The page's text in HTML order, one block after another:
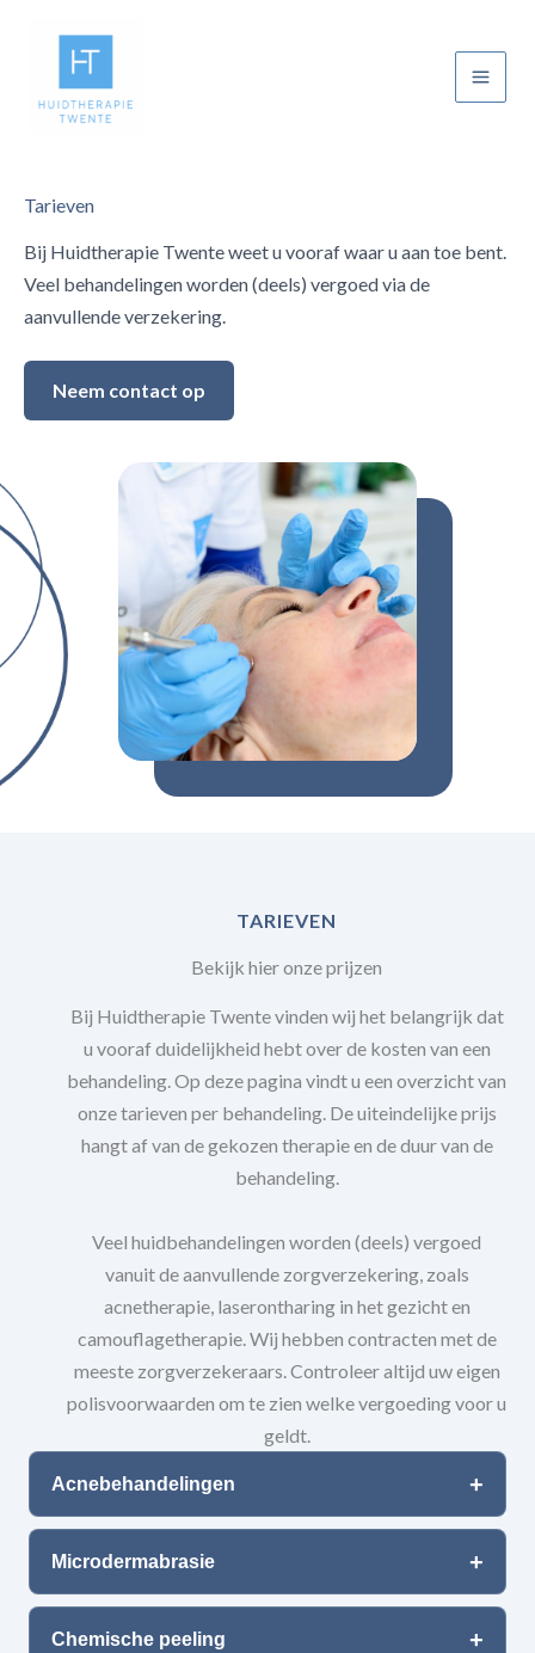
inhoud
Main
Tarieven
Bij Huidtherapie Twente weet u vooraf waar u aan toe bent.
Veel behandelingen worden (deels) vergoed via de
aanvullende verzekering.
Neem contact op
TARIEVEN
Bekijk hier onze prijzen
Bij Huidtherapie Twente vinden wij het belangrijk dat
u vooraf duidelijkheid hebt over de kosten van een
behandeling. Op deze pagina vindt u een overzicht van
onze tarieven per behandeling. De uiteindelijke prijs
hangt af van de gekozen therapie en de duur van de
behandeling.
Veel huidbehandelingen worden (deels) vergoed
vanuit de aanvullende zorgverzekering, zoals
acnetherapie, laserontharing in het gezicht en
camouflagetherapie. Wij hebben contracten met de
meeste zorgverzekeraars. Controleer altijd uw eigen
polisvoorwaarden om te zien welke vergoeding voor u
geldt.
Acnebehandelingen
Microdermabrasie
Chemische peeling